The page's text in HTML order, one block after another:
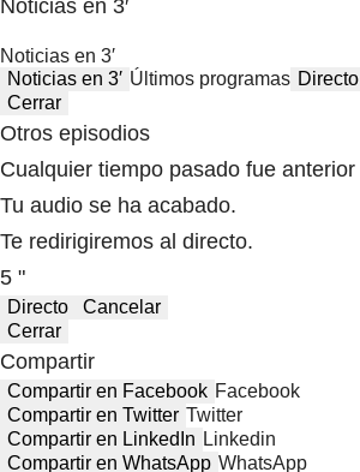
Noticias en 3′
Noticias en 3′
Noticias en 3′ Últimos programas Directo
Cerrar
Otros episodios
Cualquier tiempo pasado fue anterior
Tu audio se ha acabado.
Te redirigiremos al directo.
5 "
Directo
Cancelar
Cerrar
Compartir
Compartir en Facebook Facebook
Compartir en Twitter Twitter
Compartir en LinkedIn Linkedin
Compartir en WhatsApp WhatsApp